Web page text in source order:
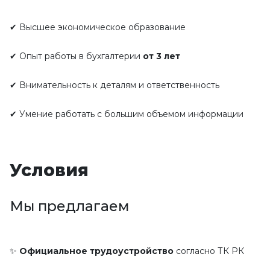
✔ Высшее экономическое образование
✔ Опыт работы в бухгалтерии от 3 лет
✔ Внимательность к деталям и ответственность
✔ Умение работать с большим объемом информации
Условия
Мы предлагаем
✨ Официальное трудоустройство согласно ТК РК